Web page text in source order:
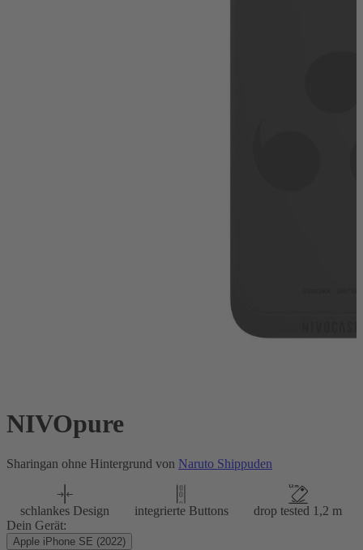
NIVOpure
Sharingan ohne Hintergrund von Naruto Shippuden
schlankes Design integrierte Buttons
drop tested 1,2 m
Dein Gerät:
Apple iPhone SE (2022)